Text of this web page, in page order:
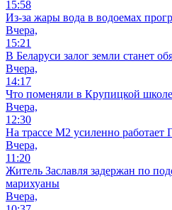
15:58
Из-за жары вода в водоемах
Вчера,
15:21
В Беларуси залог земли станет
Вчера,
14:17
Что поменяли в Крупицкой школе
Вчера,
12:30
На трассе М2 усиленно
Вчера,
11:20
Житель Заславля задержан по
марихуаны
Вчера,